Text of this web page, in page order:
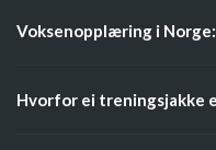
Voksenopplæring i
Hvorfor ei treningsjakke